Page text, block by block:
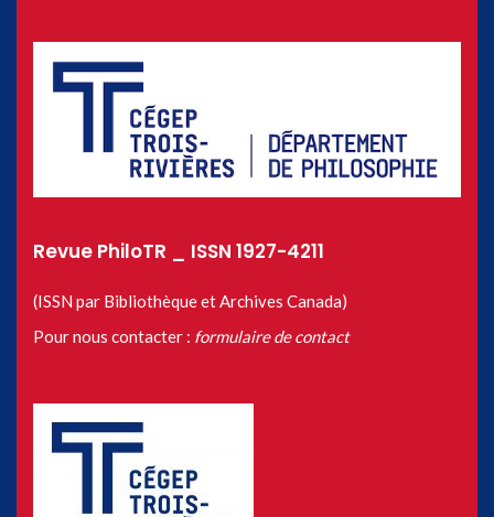
Revue PhiloTR _ ISSN 1927-4211
(ISSN par Bibliothèque et Archives Canada)
Pour nous contacter : formulaire de contact